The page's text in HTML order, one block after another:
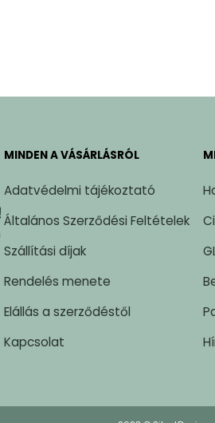
MINDEN A VÁSÁRLÁSRÓL
Adatvédelmi tájékoztató
Általános Szerződési Feltételek
Szállítási díjak
Rendelés menete
Elállás a szerződéstől
Kapcsolat